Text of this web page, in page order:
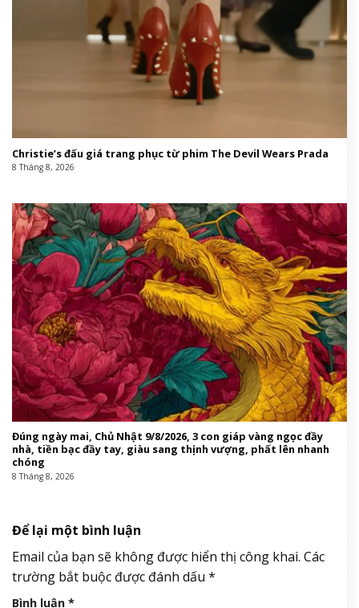
Christie’s đấu giá trang phục từ phim The Devil Wears Prada
8 Tháng 8, 2026
Đúng ngày mai, Chủ Nhật 9/8/2026, 3 con giáp vàng ngọc đầy
nhà, tiền bạc đầy tay, giàu sang thịnh vượng, phất lên nhanh
chóng
8 Tháng 8, 2026
Để lại một bình luận
Email của bạn sẽ không được hiển thị công khai. Các
trường bắt buộc được đánh dấu *
Bình luận *